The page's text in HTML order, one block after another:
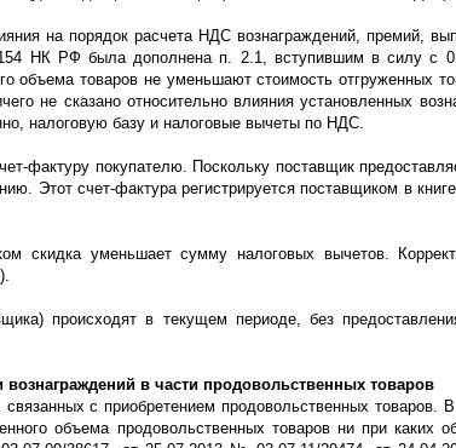
на порядок расчета НДС вознаграждений, премий,
НК РФ была дополнена п. 2.1, вступившим в силу с
объема товаров не уменьшают стоимость отгруженных
не сказано относительно влияния установленных
налоговую базу и налоговые вычеты по НДС.
фактуру покупателю. Поскольку поставщик
Этот счет-фактура регистрируется поставщиком в
скидка уменьшает сумму налоговых вычетов.
происходят в текущем периоде, без
в части продовольственных товаров
с приобретением продовольственных
объема продовольственных товаров ни при каких